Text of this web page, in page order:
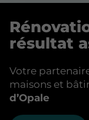
résultat
Votre
maisons et
d’Opale